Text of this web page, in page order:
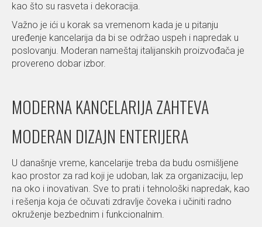
kao što su rasveta i dekoracija.
Važno je ići u korak sa vremenom kada je u pitanju
uređenje kancelarija da bi se održao uspeh i napredak u
poslovanju. Moderan nameštaj italijanskih proizvođača je
provereno dobar izbor.
MODERNA KANCELARIJA ZAHTEVA
MODERAN DIZAJN ENTERIJERA
U današnje vreme, kancelarije treba da budu osmišljene
kao prostor za rad koji je udoban, lak za organizaciju, lep
na oko i inovativan. Sve to prati i tehnološki napredak, kao
i rešenja koja će očuvati zdravlje čoveka i učiniti radno
okruženje bezbednim i funkcionalnim.